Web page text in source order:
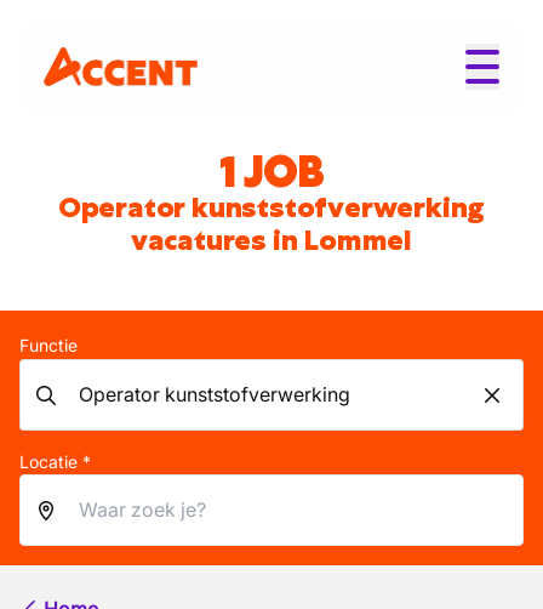
1 JOB
Operator kunststofverwerking
vacatures in Lommel
Functie
Locatie *